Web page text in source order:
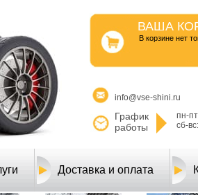
ВАША
B корзине нет
info@vse-shini.ru
График
работы
пн-
сб-вс:
Доставка и оплата